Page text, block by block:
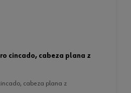
cincado, cabeza plana z
cabeza plana z